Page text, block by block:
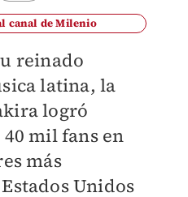
canal de Milenio
reinado
latina, la
logró
mil fans en
más
Unidos